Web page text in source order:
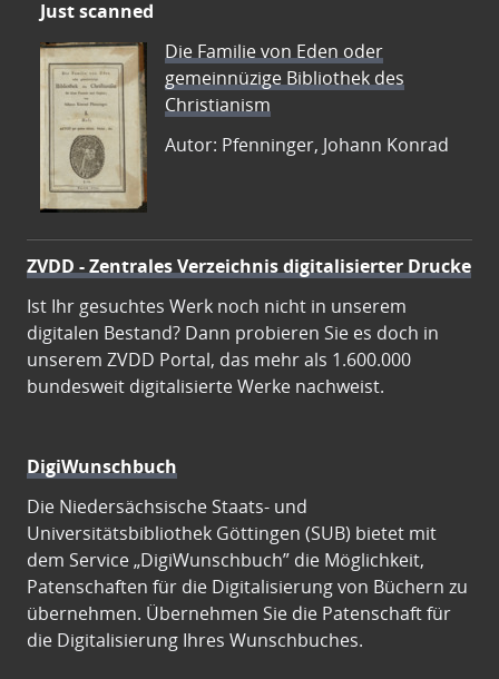
Just scanned
Die Familie von Eden oder
gemeinnüzige Bibliothek des
Christianism
Autor: Pfenninger, Johann Konrad
ZVDD - Zentrales Verzeichnis digitalisierter Drucke
Ist Ihr gesuchtes Werk noch nicht in unserem
digitalen Bestand? Dann probieren Sie es doch in
unserem ZVDD Portal, das mehr als 1.600.000
bundesweit digitalisierte Werke nachweist.
DigiWunschbuch
Die Niedersächsische Staats- und
Universitätsbibliothek Göttingen (SUB) bietet mit
dem Service „DigiWunschbuch” die Möglichkeit,
Patenschaften für die Digitalisierung von Büchern zu
übernehmen. Übernehmen Sie die Patenschaft für
die Digitalisierung Ihres Wunschbuches.